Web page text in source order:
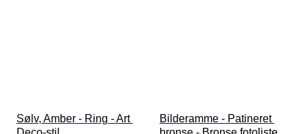
Sølv, Amber - Ring - Art
Bilderamme - Patineret